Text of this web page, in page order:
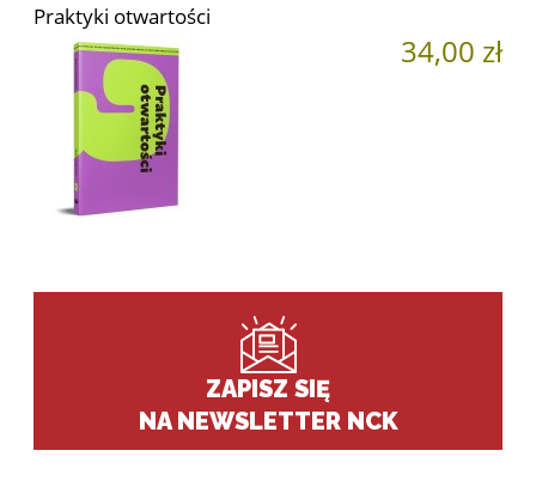
Praktyki otwartości
34,00 zł
ZAPISZ SIĘ
NA NEWSLETTER NCK